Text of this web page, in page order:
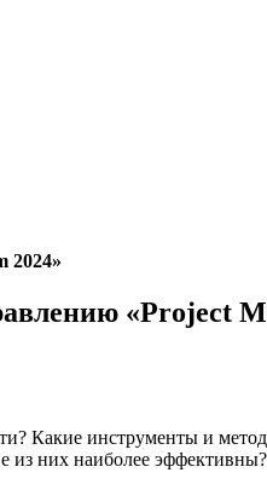
2024»
«Project
Какие инструменты и
них наиболее